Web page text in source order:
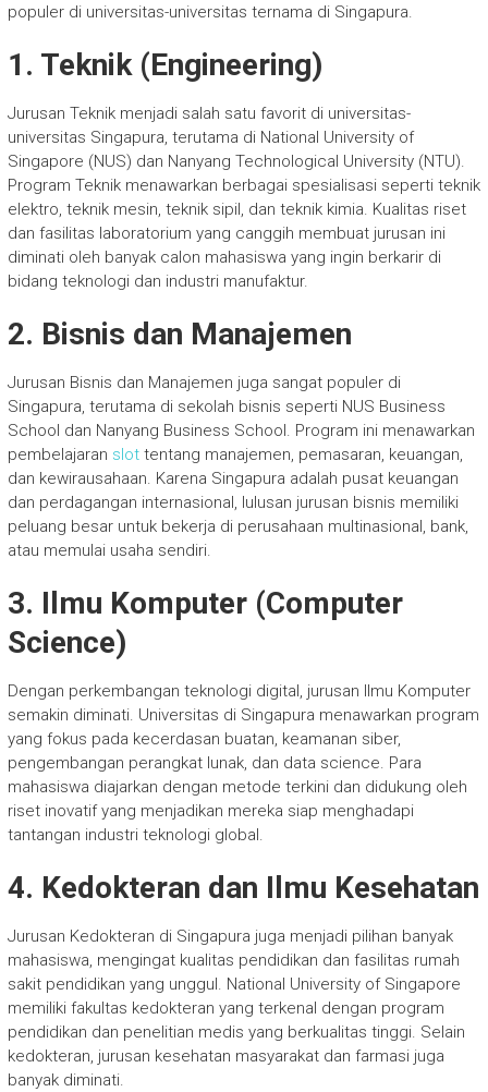
populer di universitas-universitas ternama di Singapura.
1. Teknik (Engineering)
Jurusan Teknik menjadi salah satu favorit di universitas-
universitas Singapura, terutama di National University of
Singapore (NUS) dan Nanyang Technological University (NTU).
Program Teknik menawarkan berbagai spesialisasi seperti teknik
elektro, teknik mesin, teknik sipil, dan teknik kimia. Kualitas riset
dan fasilitas laboratorium yang canggih membuat jurusan ini
diminati oleh banyak calon mahasiswa yang ingin berkarir di
bidang teknologi dan industri manufaktur.
2. Bisnis dan Manajemen
Jurusan Bisnis dan Manajemen juga sangat populer di
Singapura, terutama di sekolah bisnis seperti NUS Business
School dan Nanyang Business School. Program ini menawarkan
pembelajaran slottentang manajemen, pemasaran, keuangan,
dan kewirausahaan. Karena Singapura adalah pusat keuangan
dan perdagangan internasional, lulusan jurusan bisnis memiliki
peluang besar untuk bekerja di perusahaan multinasional, bank,
atau memulai usaha sendiri.
3. Ilmu Komputer (Computer
Science)
Dengan perkembangan teknologi digital, jurusan Ilmu Komputer
semakin diminati. Universitas di Singapura menawarkan program
yang fokus pada kecerdasan buatan, keamanan siber,
pengembangan perangkat lunak, dan data science. Para
mahasiswa diajarkan dengan metode terkini dan didukung oleh
riset inovatif yang menjadikan mereka siap menghadapi
tantangan industri teknologi global.
4. Kedokteran dan Ilmu Kesehatan
Jurusan Kedokteran di Singapura juga menjadi pilihan banyak
mahasiswa, mengingat kualitas pendidikan dan fasilitas rumah
sakit pendidikan yang unggul. National University of Singapore
memiliki fakultas kedokteran yang terkenal dengan program
pendidikan dan penelitian medis yang berkualitas tinggi. Selain
kedokteran, jurusan kesehatan masyarakat dan farmasi juga
banyak diminati.